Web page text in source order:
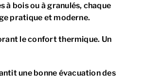
à bois ou à granulés, chaque
pratique et moderne.
le confort thermique. Un
une bonne évacuation des